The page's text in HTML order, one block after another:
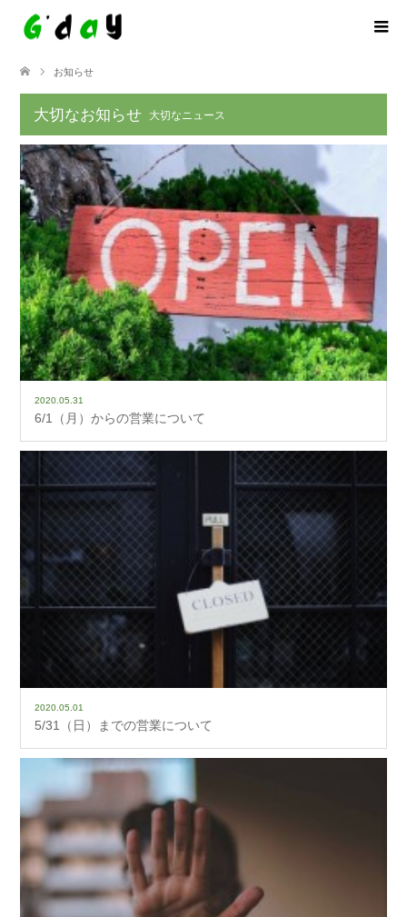
お知らせ
大切なお知らせ 大切なニュース
2020.05.31
6/1（月）からの営業について
2020.05.01
5/31（日）までの営業について